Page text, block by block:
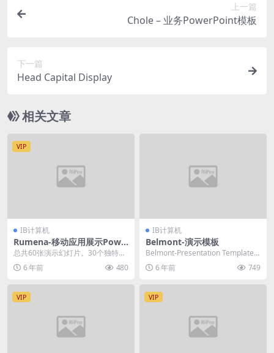
上一篇
Chole – 业务PowerPoint模板
下一篇
Head Capital Display
相关文章
VIP
IB计算机
Rumena-移动应用展示Powe
rpoint
总共60张演示幻灯片。30个独特且
可编辑的演示幻灯片设计。颜色主
题（浅色和深色）...
6 年前 480
IB计算机
Belmont-演示模板
Belmont-Presentation Template-
一个很棒的Googl...
6 年前 749
VIP VIP